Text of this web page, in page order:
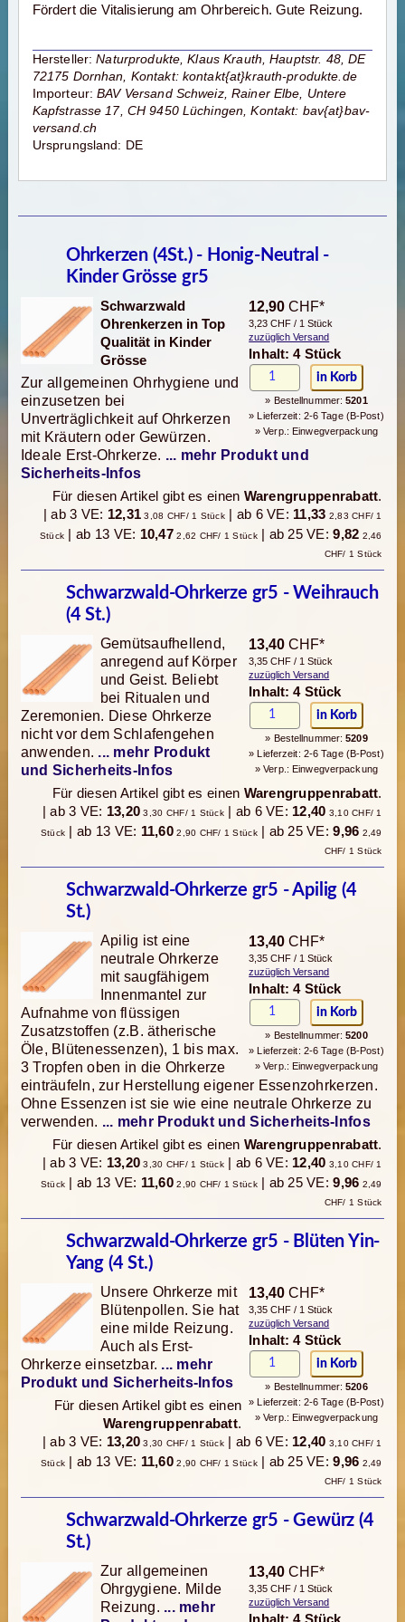
Fördert die Vitalisierung am Ohrbereich. Gute Reizung.
Hersteller:Naturprodukte, Klaus Krauth, Hauptstr. 48, DE
72175 Dornhan, Kontakt: kontakt{at}krauth-produkte.de
Importeur:BAV Versand Schweiz, Rainer Elbe, Untere
Kapfstrasse 17, CH 9450 Lüchingen, Kontakt: bav{at}bav-
versand.ch
Ursprungsland: DE
Ohrkerzen (4St.) - Honig-Neutral -
Kinder Grösse gr5
12,90 CHF*
3,23 CHF / 1 Stück
zuzüglich Versand
Inhalt: 4 Stück
» Bestellnummer:5201
» Lieferzeit: 2-6 Tage (B-Post)
» Verp.: Einwegverpackung
Schwarzwald
Ohrenkerzen in Top
Qualität in Kinder
Grösse
Zur allgemeinen Ohrhygiene und
einzusetzen bei
Unverträglichkeit auf Ohrkerzen
mit Kräutern oder Gewürzen.
Ideale Erst-Ohrkerze. ... mehr Produkt und
Sicherheits-Infos
Für diesen Artikel gibt es einen Warengruppenrabatt.
| ab 3 VE: 12,31 3,08 CHF/ 1 Stück| ab 6 VE: 11,33 2,83 CHF/ 1
Stück
| ab 13 VE: 10,47 2,62 CHF/ 1 Stück| ab 25 VE:9,82 2,46
CHF/ 1 Stück
Schwarzwald-Ohrkerze gr5 - Weihrauch
(4 St.)
13,40 CHF*
3,35 CHF / 1 Stück
zuzüglich Versand
Inhalt: 4 Stück
» Bestellnummer:5209
» Lieferzeit: 2-6 Tage (B-Post)
» Verp.: Einwegverpackung
Gemütsaufhellend,
anregend auf Körper
und Geist. Beliebt
bei Ritualen und
Zeremonien. Diese Ohrkerze
nicht vor dem Schlafengehen
anwenden. ... mehr Produkt
und Sicherheits-Infos
Für diesen Artikel gibt es einen Warengruppenrabatt.
| ab 3 VE: 13,20 3,30 CHF/ 1 Stück| ab 6 VE: 12,40 3,10 CHF/ 1
Stück
| ab 13 VE: 11,60 2,90 CHF/ 1 Stück| ab 25 VE:9,96 2,49
CHF/ 1 Stück
Schwarzwald-Ohrkerze gr5 - Apilig (4
St.)
13,40 CHF*
3,35 CHF / 1 Stück
zuzüglich Versand
Inhalt: 4 Stück
» Bestellnummer:5200
» Lieferzeit: 2-6 Tage (B-Post)
» Verp.: Einwegverpackung
Apilig ist eine
neutrale Ohrkerze
mit saugfähigem
Innenmantel zur
Aufnahme von flüssigen
Zusatzstoffen (z.B. ätherische
Öle, Blütenessenzen), 1 bis max.
3 Tropfen oben in die Ohrkerze
einträufeln, zur Herstellung eigener Essenzohrkerzen.
Ohne Essenzen ist sie wie eine neutrale Ohrkerze zu
verwenden. ... mehr Produkt und Sicherheits-Infos
Für diesen Artikel gibt es einen Warengruppenrabatt.
| ab 3 VE: 13,20 3,30 CHF/ 1 Stück| ab 6 VE: 12,40 3,10 CHF/ 1
Stück
| ab 13 VE: 11,60 2,90 CHF/ 1 Stück| ab 25 VE:9,96 2,49
CHF/ 1 Stück
Schwarzwald-Ohrkerze gr5 - Blüten Yin-
Yang (4 St.)
13,40 CHF*
3,35 CHF / 1 Stück
zuzüglich Versand
Inhalt: 4 Stück
» Bestellnummer:5206
» Lieferzeit: 2-6 Tage (B-Post)
» Verp.: Einwegverpackung
Unsere Ohrkerze mit
Blütenpollen. Sie hat
eine milde Reizung.
Auch als Erst-
Ohrkerze einsetzbar. ... mehr
Produkt und Sicherheits-Infos
Für diesen Artikel gibt es einen
Warengruppenrabatt.
| ab 3 VE: 13,20 3,30 CHF/ 1 Stück| ab 6 VE: 12,40 3,10 CHF/ 1
Stück
| ab 13 VE: 11,60 2,90 CHF/ 1 Stück| ab 25 VE:9,96 2,49
CHF/ 1 Stück
Schwarzwald-Ohrkerze gr5 - Gewürz (4
St.)
13,40 CHF*
3,35 CHF / 1 Stück
zuzüglich Versand
Inhalt: 4 Stück
Zur allgemeinen
Ohrgygiene. Milde
Reizung. ... mehr